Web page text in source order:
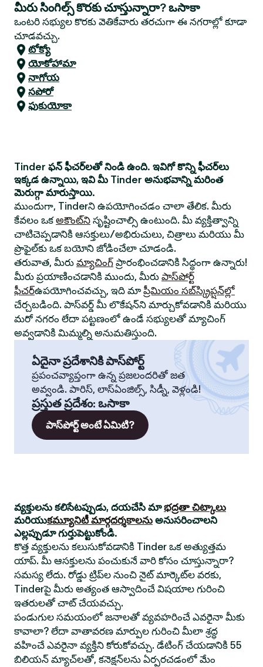
మీరు సింగిల్స్ కొరకు చూస్తున్నారా? ఒసాకా
ఒంటరి సభ్యుల కొరకు వెతికేవారు తరచుగా ఈ నగరాల్లో కూడా
చూడవచ్చు.
టోక్యో
యోకోహామా
నాగోయ
సపోరో
ఫుకుయోకా
Tinder ఫన్ ఫీచర్‌లతో నిండి ఉంది. ఇవిగో కొన్ని ఫీచర్‌లు
ఇక్కడ ఉన్నాయి, ఇవి మీ Tinder అనుభవాన్ని మరింత
మెరుగ్గా మారుస్తాయి.
ముందుగా, Tinderని ఉపయోగించడం చాలా తేలిక. మీరు
కేవలం ఒకఅకౌంట్‌ని సృష్టించాల్సి ఉంటుంది. మీ వ్యక్తిత్వాన్ని
చాటిచెప్పడానికి ఆసక్తులు/అభిరుచులు, చిత్రాలు మరియు మీ
ప్రొఫైల్‌కు ఒక బయోని జోడించేలా చూడండి.
తరువాత, మీరు మ్యాచింగ్ ప్రారంభించడానికి సిద్ధంగా ఉన్నారు!
మీరు ప్రయాణించడానికి ముందు, మీరు పాస్‌పోర్ట్
ఫీచర్ఉపయోగించవచ్చు, ఇది మాప్రీమియం సబ్‌స్క్రిప్షన్‌ల్లో
చేర్చబడింది. పాస్‌వర్డ్ మీ లొకేషన్‌ని మార్చుకోవడానికి మరియు
మరో నగరం లేదా పట్టణంలో ఉండే సభ్యులతో మ్యాచింగ్
అవ్వడానికి మిమ్మల్ని అనుమతిస్తుంది.
ఏదైనా ప్రదేశానికి పాస్‌పోర్ట్
ప్రపంచవ్యాప్తంగా ఉన్న ప్రజలందరితో జత
అవ్వండి. పారిస్, లాస్‌ఏంజిల్స్, సిడ్నీ, వెళ్లండి!
ప్రస్తుత ప్రదేశం: ఒసాకా
పాస్‌పోర్ట్ అంటే ఏమిటి?
వ్యక్తులను కలిసేటప్పుడు, దయచేసి మాభద్రతా చిట్కాలు
మరియుకమ్యూనిటీ మార్గదర్శకాలను అనుసరించాలని
ఎల్లప్పుడూ గుర్తుపెట్టుకోండి.
కొత్త వ్యక్తులను కలుసుకోవడానికి Tinder ఒక అత్యుత్తమ
యాప్. మీ ఆసక్తులను పంచుకునే వారి కోసం చూస్తున్నారా?
సమస్య లేదు. రోడ్డు ట్రిప్‌ల నుంచి నైట్ మార్కెట్‌ల వరకు,
Tinderపై మీరు అత్యంత ఆస్వాదించే విషయాల గురించి
ఇతరులతో చాట్ చేయవచ్చు.
పండుగుల సమయంలో జనాలతో వ్యవహరించే ఎవరైనా మీకు
కావాలా? లేదా వాతావరణ మార్పుల గురించి మీలా శ్రద్ధ
వహించే ఎవరైనా వ్యక్తిని కోరుకోవచ్చు. డేటింగ్ చేయడానికి 55
బిలియన్ మ్యాచ్‌లతో, కనెక్షన్‌లను ఏర్పరచడంలో మేం